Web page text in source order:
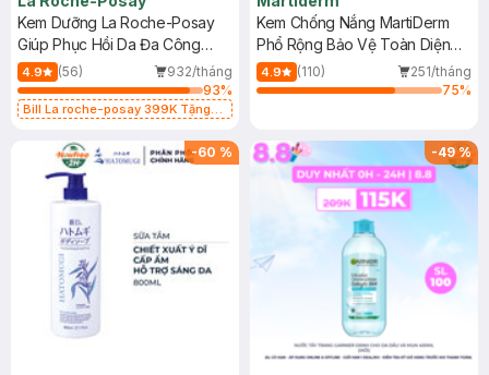
Kem Dưỡng La Roche-Posay
Giúp Phục Hồi Da Đa Công
Dụng 40ml
4.9 (56)
932/tháng
93%
Bill La roche-posay 399K Tặng
(SL có hạn)
Kem Chống Nắng MartiDerm
Phổ Rộng Bảo Vệ Toàn Diện
40ml
4.9 (110)
251/tháng
75%
-60 % -49%